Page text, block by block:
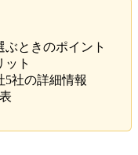
ときのポイント
ット
5社の詳細情報